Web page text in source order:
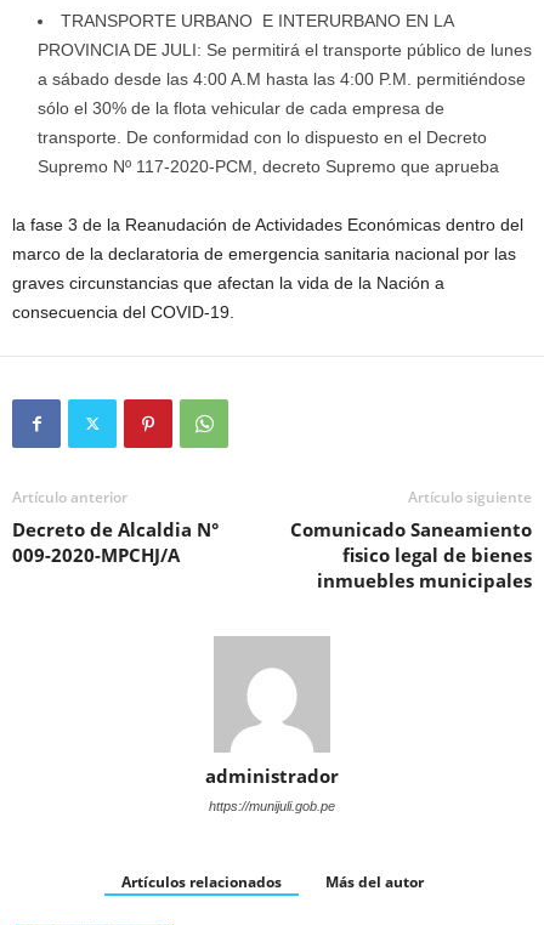
TRANSPORTE URBANO E INTERURBANO EN LA
PROVINCIA DE JULI: Se permitirá el transporte público de lunes
a sábado desde las 4:00 A.M hasta las 4:00 P.M. permitiéndose
sólo el 30% de la flota vehicular de cada empresa de
transporte. De conformidad con lo dispuesto en el Decreto
Supremo Nº 117-2020-PCM, decreto Supremo que aprueba
la fase 3 de la Reanudación de Actividades Económicas dentro del
marco de la declaratoria de emergencia sanitaria nacional por las
graves circunstancias que afectan la vida de la Nación a
consecuencia del COVID-19.
Artículo anterior
Decreto de Alcaldia N°
009-2020-MPCHJ/A
Artículo siguiente
Comunicado Saneamiento
fisico legal de bienes
inmuebles municipales
administrador
https://munijuli.gob.pe
Artículos relacionados Más del autor